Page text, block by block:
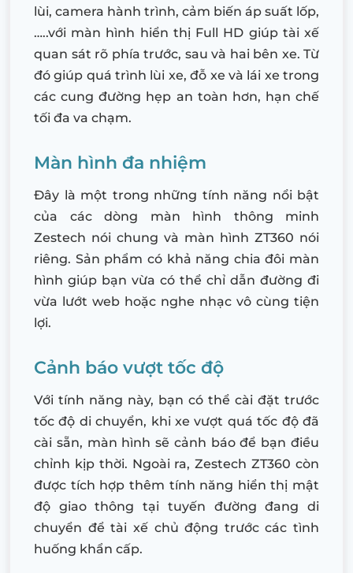
lùi, camera hành trình, cảm biến áp suất lốp,
…..với màn hình hiển thị Full HD giúp tài xế
quan sát rõ phía trước, sau và hai bên xe. Từ
đó giúp quá trình lùi xe, đỗ xe và lái xe trong
các cung đường hẹp an toàn hơn, hạn chế
tối đa va chạm.
Màn hình đa nhiệm
Đây là một trong những tính năng nổi bật
của các dòng màn hình thông minh
Zestech nói chung và màn hình ZT360 nói
riêng. Sản phẩm có khả năng chia đôi màn
hình giúp bạn vừa có thể chỉ dẫn đường đi
vừa lướt web hoặc nghe nhạc vô cùng tiện
lợi.
Cảnh báo vượt tốc độ
Với tính năng này, bạn có thể cài đặt trước
tốc độ di chuyển, khi xe vượt quá tốc độ đã
cài sẵn, màn hình sẽ cảnh báo để bạn điều
chỉnh kịp thời. Ngoài ra, Zestech ZT360 còn
được tích hợp thêm tính năng hiển thị mật
độ giao thông tại tuyến đường đang di
chuyển để tài xế chủ động trước các tình
huống khẩn cấp.